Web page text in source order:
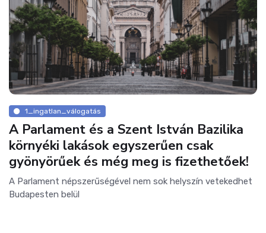
1_ingatlan_válogatás
A Parlament és a Szent István Bazilika
környéki lakások egyszerűen csak
gyönyörűek és még meg is fizethetőek!
A Parlament népszerűségével nem sok helyszín vetekedhet
Budapesten belül